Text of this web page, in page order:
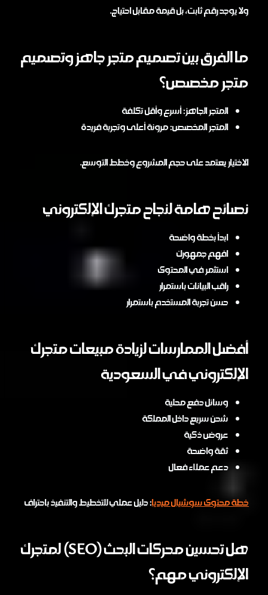
ولا يوجد رقم ثابت، بل قيمة مقابل احتياج.
ما الفرق بين تصميم متجر جاهز وتصميم
متجر مخصص؟
المتجر الجاهز: أسرع وأقل تكلفة
المتجر المخصص: مرونة أعلى وتجربة فريدة
الاختيار يعتمد على حجم المشروع وخطط التوسع.
نصائح هامة لنجاح متجرك الإلكتروني
ابدأ بخطة واضحة
افهم جمهورك
استثمر في المحتوى
راقب البيانات باستمرار
حسن تجربة المستخدم باستمرار
أفضل الممارسات لزيادة مبيعات متجرك
الإلكتروني في السعودية
وسائل دفع محلية
شحن سريع داخل المملكة
عروض ذكية
ثقة واضحة
دعم عملاء فعال
خطة محتوى سوشيال ميديا: دليل عملي للتخطيط والتنفيذ باحتراف
هل تحسين محركات البحث (SEO) لمتجرك
الإلكتروني مهم؟